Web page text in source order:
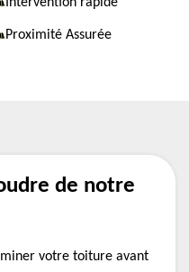
Proximité Assurée
de notre
votre toiture avant